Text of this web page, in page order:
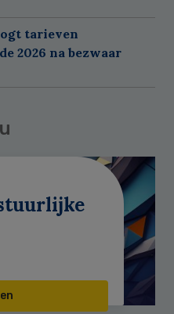
tarieven
2026 na bezwaar